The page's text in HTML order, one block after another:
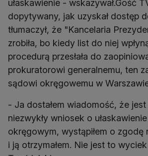
ułaskawienie - wskazywał.Gość
dopytywany, jak uzyskał dostęp
tłumaczył, że "Kancelaria
zrobiła, bo kiedy list do niej
procedurą przesłała do
prokuratorowi generalnemu, ten
sądowi okręgowemu w
- Ja dostałem wiadomość, że jest
niezwykły wniosek o
okręgowym, wystąpiłem o
i ją otrzymałem. Nie jest to